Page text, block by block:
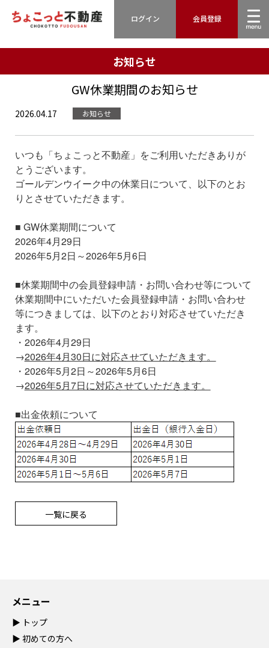
ログイン 会員登録
お知らせ
GW休業期間のお知らせ
2026.04.17 お知らせ
いつも「ちょこっと不動産」をご利用いただきありが
とうございます。
ゴールデンウイーク中の休業日について、以下のとお
りとさせていただきます。
■ GW休業期間について
2026年4月29日
2026年5月2日～2026年5月6日
■休業期間中の会員登録申請・お問い合わせ等について
休業期間中にいただいた会員登録申請・お問い合わせ
等につきましては、以下のとおり対応させていただき
ます。
・2026年4月29日
→2026年4月30日に対応させていただきます。
・2026年5月2日～2026年5月6日
→2026年5月7日に対応させていただきます。
■出金依頼について
一覧に戻る
メニュー
▶ トップ
▶ 初めての方へ